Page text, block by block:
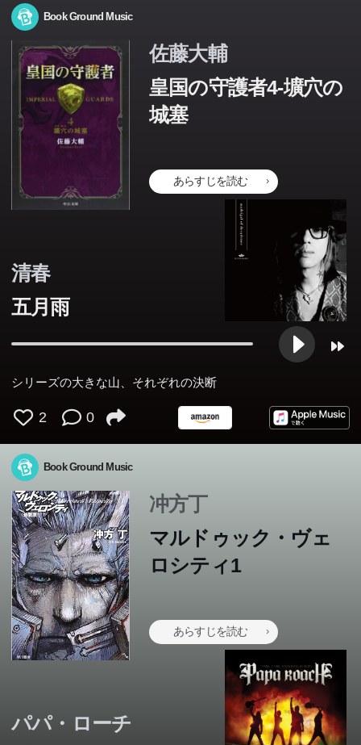
Book Ground Music
佐藤大輔
皇国の守護者4-壙穴の
城塞
あらすじを読む
清春
五月雨
シリーズの大きな山、それぞれの決断
2 0
Book Ground Music
冲方丁
マルドゥック・ヴェ
ロシティ1
あらすじを読む
パパ・ローチ